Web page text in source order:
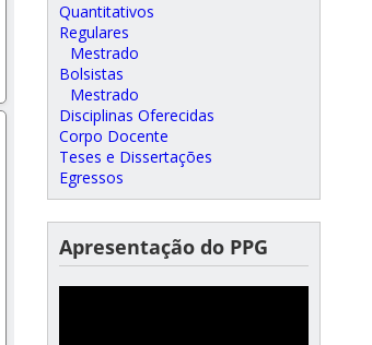
Quantitativos
Regulares
Mestrado
Bolsistas
Mestrado
Disciplinas Oferecidas
Corpo Docente
Teses e Dissertações
Egressos
Apresentação do PPG